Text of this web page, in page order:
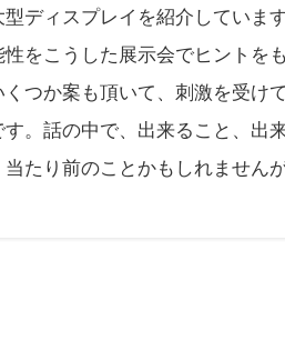
ディスプレイを紹介していま
をこうした展示会でヒントを
つか案も頂いて、刺激を受け
す。話の中で、出来ること、
たり前のことかもしれません